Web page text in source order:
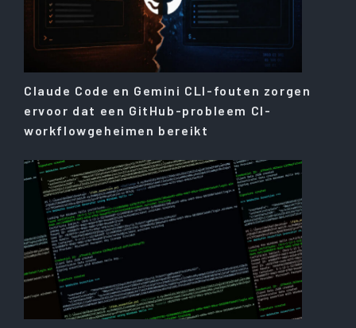
Claude Code en Gemini CLI-fouten zorgen
ervoor dat een GitHub-probleem CI-
workflowgeheimen bereikt